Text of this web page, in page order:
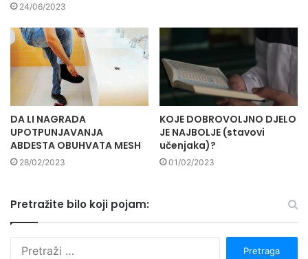
24/06/2023
DA LI NAGRADA
UPOTPUNJAVANJA
ABDESTA OBUHVATA MESH
28/02/2023
KOJE DOBROVOLJNO DJELO
JE NAJBOLJE (stavovi
učenjaka)?
01/02/2023
Pretražite bilo koji pojam: